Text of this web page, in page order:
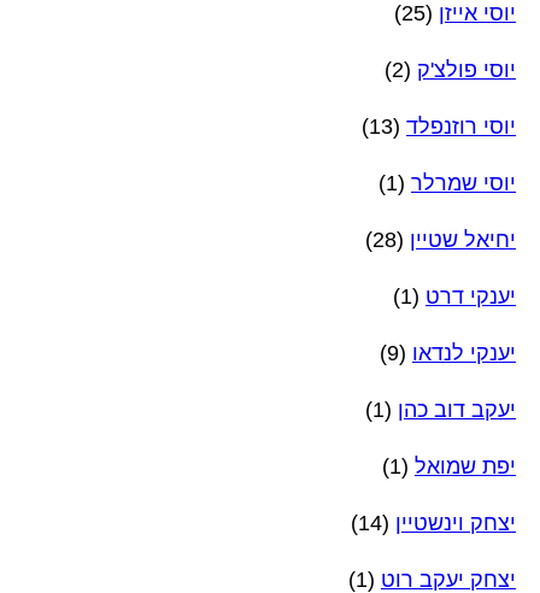
יוסי אייזן (25)
יוסי פולצ'ק (2)
יוסי רוזנפלד (13)
יוסי שמרלר (1)
יחיאל שטיין (28)
יענקי דרט (1)
יענקי לנדאו (9)
יעקב דוב כהן (1)
יפת שמואל (1)
יצחק וינשטיין (14)
יצחק יעקב רוט (1)